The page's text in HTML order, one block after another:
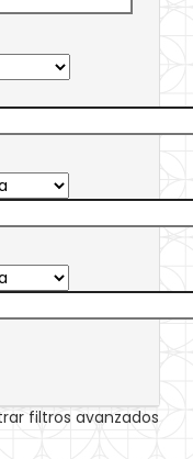
filtros avanzados